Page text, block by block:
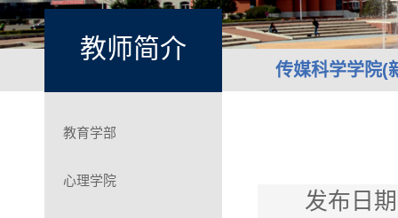
教师简介
传媒科学学院(
教育学部
心理学院
发布日